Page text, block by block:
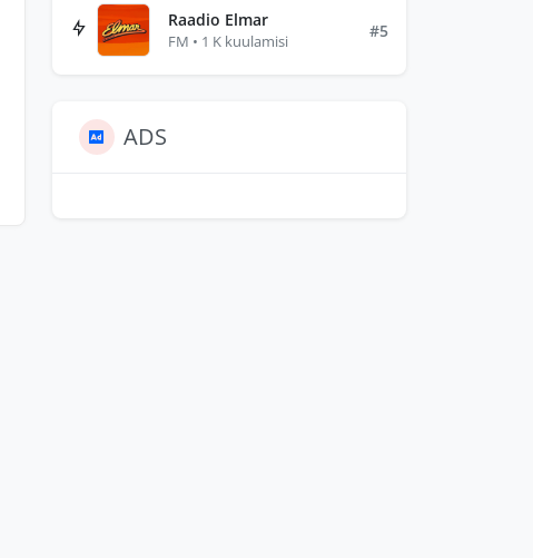
Raadio Elmar
FM • 1 K kuulamisi
#5
ADS